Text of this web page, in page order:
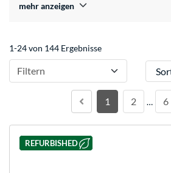
mehr anzeigen
1-24 von 144 Ergebnisse
Filtern
1 2 … 6
REFURBISHED